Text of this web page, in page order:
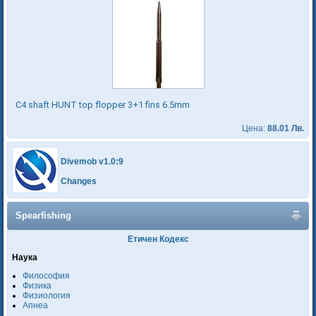
C4 shaft HUNT top flopper 3+1 fins 6.5mm
Цена: 88.01 Лв.
Divemob v1.0:9
Changes
Spearfishing
Етичен Кодекс
Наука
Философия
Физика
Физиология
Апнеа